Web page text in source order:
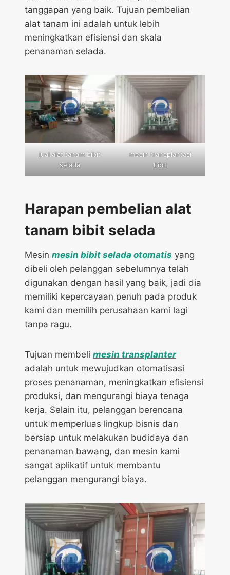
tanggapan yang baik. Tujuan pembelian
alat tanam ini adalah untuk lebih
meningkatkan efisiensi dan skala
penanaman selada.
jual alat tanam bibit
selada
mesin transplantasi
bibit
Harapan pembelian alat
tanam bibit selada
Mesin mesin bibit selada otomatis yang
dibeli oleh pelanggan sebelumnya telah
digunakan dengan hasil yang baik, jadi dia
memiliki kepercayaan penuh pada produk
kami dan memilih perusahaan kami lagi
tanpa ragu.
Tujuan membeli mesin transplanter
adalah untuk mewujudkan otomatisasi
proses penanaman, meningkatkan efisiensi
produksi, dan mengurangi biaya tenaga
kerja. Selain itu, pelanggan berencana
untuk memperluas lingkup bisnis dan
bersiap untuk melakukan budidaya dan
penanaman bawang, dan mesin kami
sangat aplikatif untuk membantu
pelanggan mengurangi biaya.